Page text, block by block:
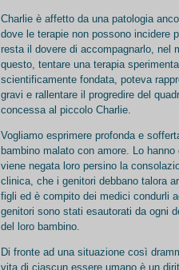
Charlie è affetto da una patologia
dove le terapie non possono incidere
resta il dovere di accompagnarlo, nel
questo, tentare una terapia
scientificamente fondata, poteva
gravi e rallentare il progredire del
concessa al piccolo Charlie.
Vogliamo esprimere profonda e
bambino malato con amore. Lo
viene negata loro persino la
clinica, che i genitori debbano talora
figli ed è compito dei medici condurli
genitori sono stati esautorati da ogni
del loro bambino.
Di fronte ad una situazione così
vita di ciascun essere umano è un